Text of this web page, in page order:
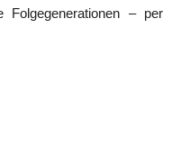
– per